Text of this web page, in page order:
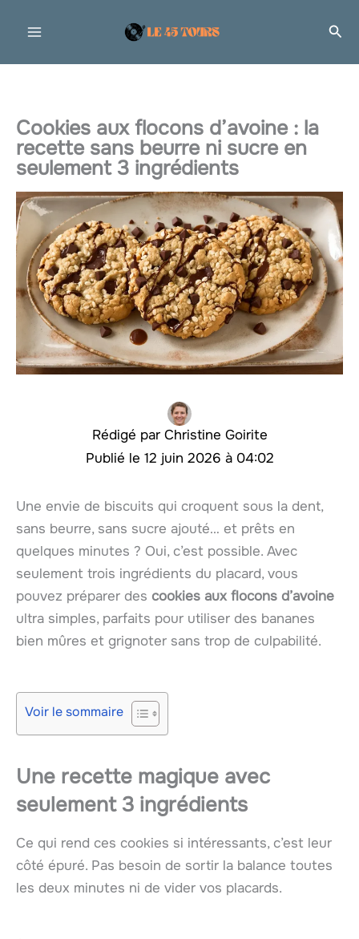
Cookies aux flocons d’avoine : la
recette sans beurre ni sucre en
seulement 3 ingrédients
Christine Goirite
12 juin 2026 à 04:02
Une envie de biscuits qui croquent sous la dent,
sans beurre, sans sucre ajouté… et prêts en
quelques minutes ? Oui, c’est possible. Avec
seulement trois ingrédients du placard, vous
pouvez préparer des cookies aux flocons d’avoine
ultra simples, parfaits pour utiliser des bananes
bien mûres et grignoter sans trop de culpabilité.
Voir le sommaire
Une recette magique avec
seulement 3 ingrédients
Ce qui rend ces cookies si intéressants, c’est leur
côté épuré. Pas besoin de sortir la balance toutes
les deux minutes ni de vider vos placards.